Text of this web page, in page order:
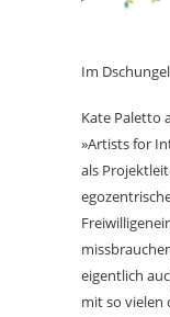
Im
Kate Paletto
»Artists for
als
eigentlich
mit so vielen